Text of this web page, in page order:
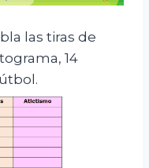
las tiras de
14